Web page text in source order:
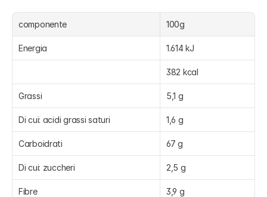
componente 100g
Energia 1.614 kJ
382 kcal
Grassi 5,1 g
Di cui: acidi grassi saturi 1,6 g
Carboidrati 67 g
Di cui: zuccheri 2,5 g
Fibre 3,9 g